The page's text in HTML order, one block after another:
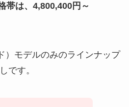
帯は、4,800,400円～
）モデルのみのラインナップ
です。